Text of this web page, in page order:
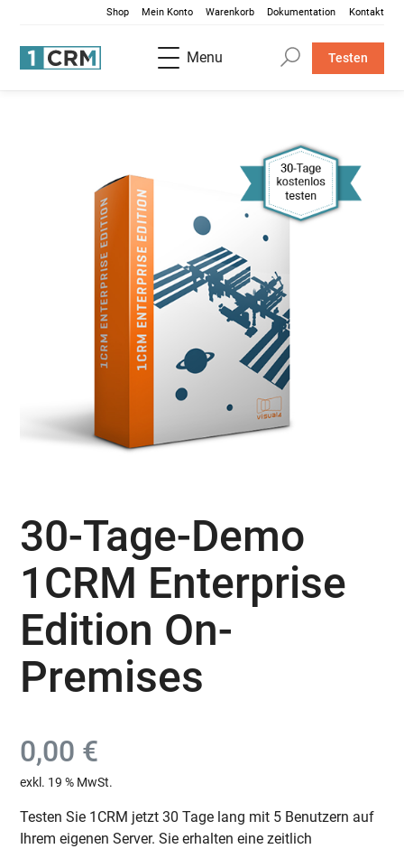
Shop Mein Konto Warenkorb Dokumentation Kontakt
Menu Testen
30-Tage-Demo
1CRM Enterprise
Edition On-
Premises
0,00 €
exkl. 19 % MwSt.
Testen Sie 1CRM jetzt 30 Tage lang mit 5 Benutzern auf
Ihrem eigenen Server. Sie erhalten eine zeitlich